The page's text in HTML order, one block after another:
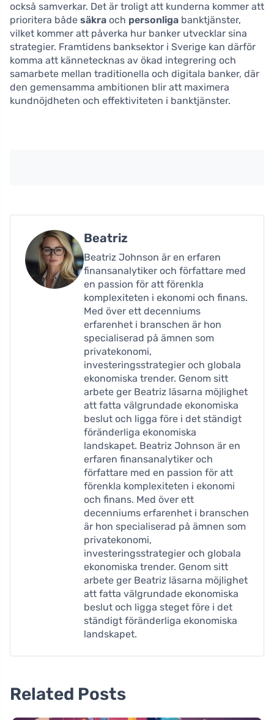
också samverkar. Det är troligt att kunderna kommer att
prioritera både säkra och personliga banktjänster,
vilket kommer att påverka hur banker utvecklar sina
strategier. Framtidens banksektor i Sverige kan därför
komma att kännetecknas av ökad integrering och
samarbete mellan traditionella och digitala banker, där
den gemensamma ambitionen blir att maximera
kundnöjdheten och effektiviteten i banktjänster.
Beatriz
Beatriz Johnson är en erfaren
finansanalytiker och författare med
en passion för att förenkla
komplexiteten i ekonomi och finans.
Med över ett decenniums
erfarenhet i branschen är hon
specialiserad på ämnen som
privatekonomi,
investeringsstrategier och globala
ekonomiska trender. Genom sitt
arbete ger Beatriz läsarna möjlighet
att fatta välgrundade ekonomiska
beslut och ligga före i det ständigt
föränderliga ekonomiska
landskapet. Beatriz Johnson är en
erfaren finansanalytiker och
författare med en passion för att
förenkla komplexiteten i ekonomi
och finans. Med över ett
decenniums erfarenhet i branschen
är hon specialiserad på ämnen som
privatekonomi,
investeringsstrategier och globala
ekonomiska trender. Genom sitt
arbete ger Beatriz läsarna möjlighet
att fatta välgrundade ekonomiska
beslut och ligga steget före i det
ständigt föränderliga ekonomiska
landskapet.
Related Posts